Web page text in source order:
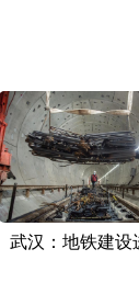
武汉：地铁建设